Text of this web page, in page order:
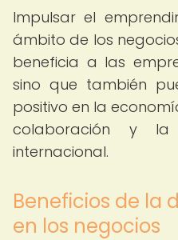
Impulsar el
ámbito de los
beneficia a las
sino que también
positivo en la
colaboración y la
internacional.
Beneficios de la
en los negocios